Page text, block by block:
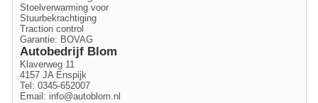
Stoelverwarming voor
Stuurbekrachtiging
Traction control
Garantie: BOVAG
Autobedrijf Blom
Klaverweg 11
4157 JA Enspijk
Tel: 0345-652007
Email: info@autoblom.nl